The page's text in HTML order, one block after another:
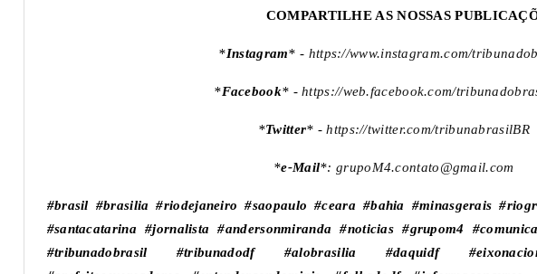
COMPARTILHE AS NOSSAS
*Instagram* - https://www.instagram.com/
*Facebook* -https://web.facebook.com/
*Twitter* -https://twitter.com/tribunabrasilBR
*e-Mail*:grupoM4.contato@gmail.com
#brasil #brasilia #riodejaneiro #saopaulo #ceara #bahia #minasgerais
#santacatarina #jornalista #andersonmiranda #noticias #grupom4
#tribunadobrasil #tribunadodf #alobrasilia #daquidf